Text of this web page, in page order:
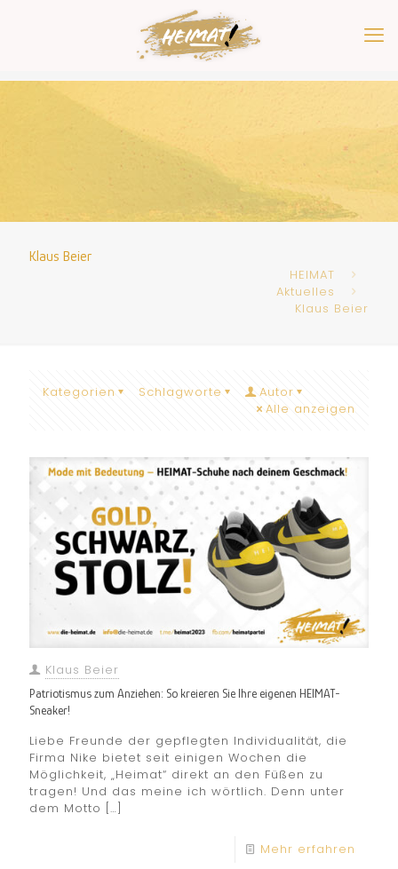
Klaus Beier
HEIMAT
Aktuelles
Klaus Beier
Kategorien Schlagworte
Autor
Alle anzeigen
Klaus Beier
Patriotismus zum Anziehen: So kreieren Sie Ihre eigenen HEIMAT-
Sneaker!
Liebe Freunde der gepflegten Individualität, die
Firma Nike bietet seit einigen Wochen die
Möglichkeit, „Heimat“ direkt an den Füßen zu
tragen! Und das meine ich wörtlich. Denn unter
dem Motto […]
Mehr erfahren